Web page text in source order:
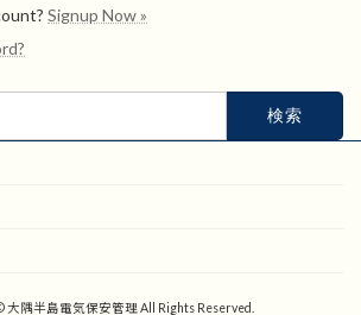
Signup Now »
大隅半島電気保安管理 All Rights Reserved.